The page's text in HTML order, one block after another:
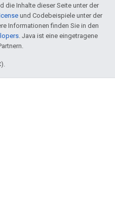
die Inhalte dieser Seite unter der
und Codebeispiele unter der
Informationen finden Sie in den
. Java ist eine eingetragene